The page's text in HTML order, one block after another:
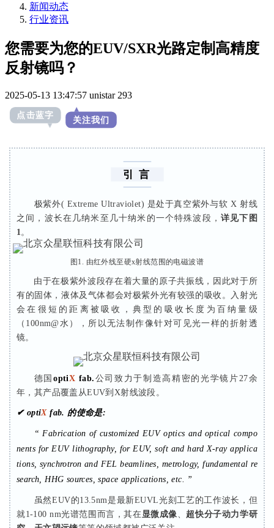
新闻动态
行业资讯
您需要为您的EUV/SXR光路定制高精度
反射镜吗？
2025-05-13 13:47:57 unistar 293
点击蓝字 关注我们
引 言
极紫外( Extreme Ultraviolet) 是处于真空紫外与软 X 射线
之间，波长在几纳米至几十纳米的一个特殊波段，详见下 图
1。
图1. 由红外线至硬x射线范围的电磁波谱
由于在极紫外波段存在着大量的原子共振线，因此对于所
有的固体，液体及气体都会对极紫外光有较强的吸收。入射光
会在很短的距离被吸收，典型的吸收长度为百纳量级
（100nm@水），所以无法制作像针对可见光一样的折射透
镜。
德国optiX fab. 公司致力于制造高精密的光学镜片27余
年，其产品覆盖从EUV到X射线波段。
✔ optiXfab. 的使命是:
“Fabrication of customized EUV optics and optical compo
nents for EUV lithography, for EUV, soft and hard X-ray applica
tions, synchrotron and FEL beamlines, metrology, fundamental re
search, HHG sources, space applications, etc. ”
虽然EUV的13.5nm是最新EUVL光刻工艺的工作波长，但
就1-100 nm光谱范围而言，其在显微成像、 超快分子动力学研